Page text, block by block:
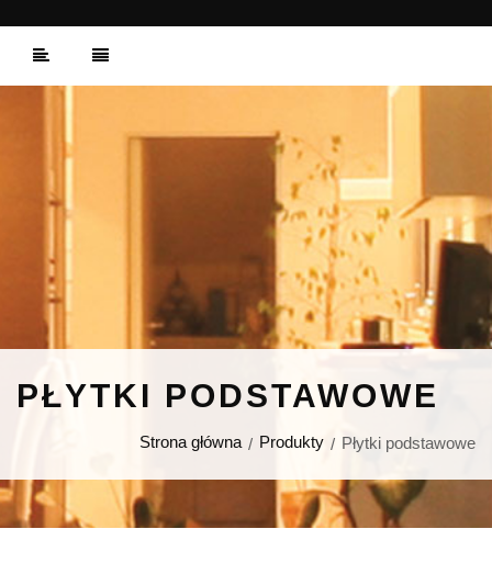
PŁYTKI PODSTAWOWE
Strona główna Produkty Płytki podstawowe